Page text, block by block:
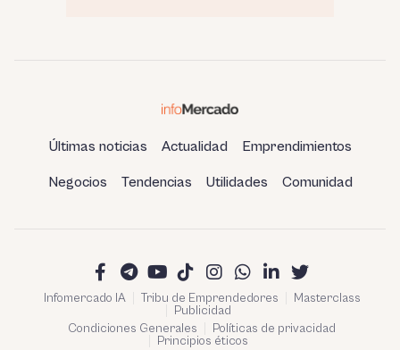
Últimas noticias Actualidad Emprendimientos
Negocios Tendencias Utilidades Comunidad
Infomercado IA Tribu de Emprendedores
Masterclass
Publicidad
Condiciones Generales
Políticas de privacidad
Principios éticos